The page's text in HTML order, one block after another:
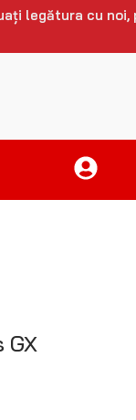
legătura cu noi,